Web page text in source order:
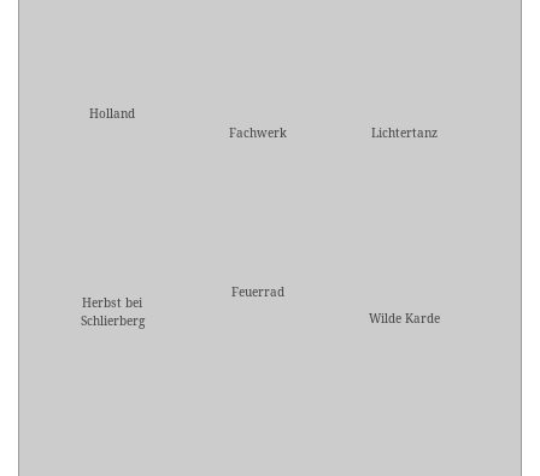
Holland
Fachwerk
Lichtertanz
Herbst bei
Schlierberg
Feuerrad
Wilde Karde